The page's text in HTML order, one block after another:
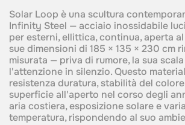
Solar Loop è una scultura
Infinity Steel — acciaio inossidabile
per esterni, ellittica, continua, aperta
sue dimensioni di 185 × 135 × 230 cm
misurata — priva di rumore, la sua
l'attenzione in silenzio. Questo
resistenza duratura, stabilità del
superficie all'aperto nel corso degli
aria costiera, esposizione solare e
temperatura, rispondendo al suo